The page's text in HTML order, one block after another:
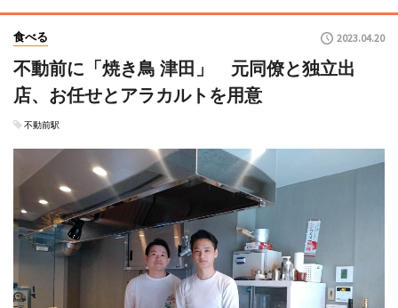
食べる 2023.04.20
不動前に「焼き鳥 津田」 元同僚と独立出
店、お任せとアラカルトを用意
不動前駅